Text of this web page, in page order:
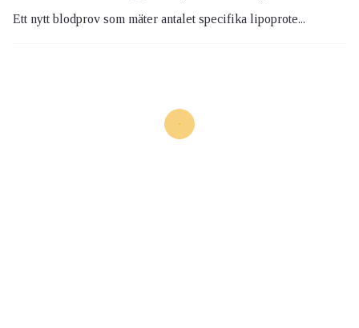
Ett nytt blodprov som mäter antalet specifika lipoprote...